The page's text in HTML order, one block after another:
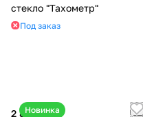
стекло "Тахометр"
Под заказ
Новинка
2 800 ₽